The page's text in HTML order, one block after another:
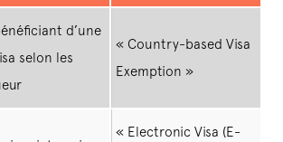
d’une
selon les
« Country-based Visa
Exemption »
« Electronic Visa (E-